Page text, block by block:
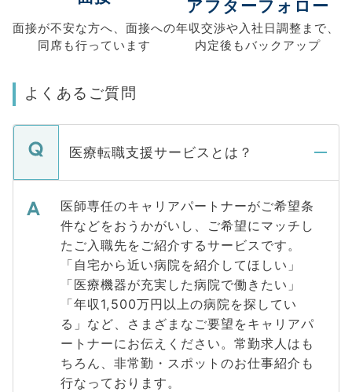
面接が不安な方へ、 面接への
同席も行っています
アフターフォロー
年収交渉や入社日調整まで、
内定後もバックアップ
よくあるご質問
医療転職支援サービスとは？
医師専任のキャリアパートナーがご希望条
件などをおうかがいし、ご希望にマッチし
たご入職先をご紹介するサービスです。
「自宅から近い病院を紹介してほしい」
「医療機器が充実した病院で働きたい」
「年収1,500万円以上の病院を探してい
る」など、さまざまなご要望をキャリアパ
ートナーにお伝えください。常勤求人はも
ちろん、非常勤・スポットのお仕事紹介も
行なっております。